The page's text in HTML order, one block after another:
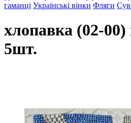
гаманці Українські вінки Фляги
хлопавка (02-
5шт.